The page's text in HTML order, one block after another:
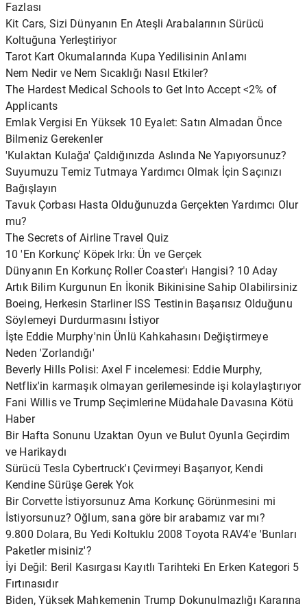
Fazlası
Kit Cars, Sizi Dünyanın En Ateşli Arabalarının Sürücü
Koltuğuna Yerleştiriyor
Tarot Kart Okumalarında Kupa Yedilisinin Anlamı
Nem Nedir ve Nem Sıcaklığı Nasıl Etkiler?
The Hardest Medical Schools to Get Into Accept <2% of
Applicants
Emlak Vergisi En Yüksek 10 Eyalet: Satın Almadan Önce
Bilmeniz Gerekenler
'Kulaktan Kulağa' Çaldığınızda Aslında Ne Yapıyorsunuz?
Suyumuzu Temiz Tutmaya Yardımcı Olmak İçin Saçınızı
Bağışlayın
Tavuk Çorbası Hasta Olduğunuzda Gerçekten Yardımcı Olur
mu?
The Secrets of Airline Travel Quiz
10 'En Korkunç' Köpek Irkı: Ün ve Gerçek
Dünyanın En Korkunç Roller Coaster'ı Hangisi? 10 Aday
Artık Bilim Kurgunun En İkonik Bikinisine Sahip Olabilirsiniz
Boeing, Herkesin Starliner ISS Testinin Başarısız Olduğunu
Söylemeyi Durdurmasını İstiyor
İşte Eddie Murphy'nin Ünlü Kahkahasını Değiştirmeye
Neden 'Zorlandığı'
Beverly Hills Polisi: Axel F incelemesi: Eddie Murphy,
Netflix'in karmaşık olmayan gerilemesinde işi kolaylaştırıyor
Fani Willis ve Trump Seçimlerine Müdahale Davasına Kötü
Haber
Bir Hafta Sonunu Uzaktan Oyun ve Bulut Oyunla Geçirdim
ve Harikaydı
Sürücü Tesla Cybertruck'ı Çevirmeyi Başarıyor, Kendi
Kendine Sürüşe Gerek Yok
Bir Corvette İstiyorsunuz Ama Korkunç Görünmesini mi
İstiyorsunuz? Oğlum, sana göre bir arabamız var mı?
9.800 Dolara, Bu Yedi Koltuklu 2008 Toyota RAV4'e 'Bunları
Paketler misiniz'?
İyi Değil: Beril Kasırgası Kayıtlı Tarihteki En Erken Kategori 5
Fırtınasıdır
Biden, Yüksek Mahkemenin Trump Dokunulmazlığı Kararına